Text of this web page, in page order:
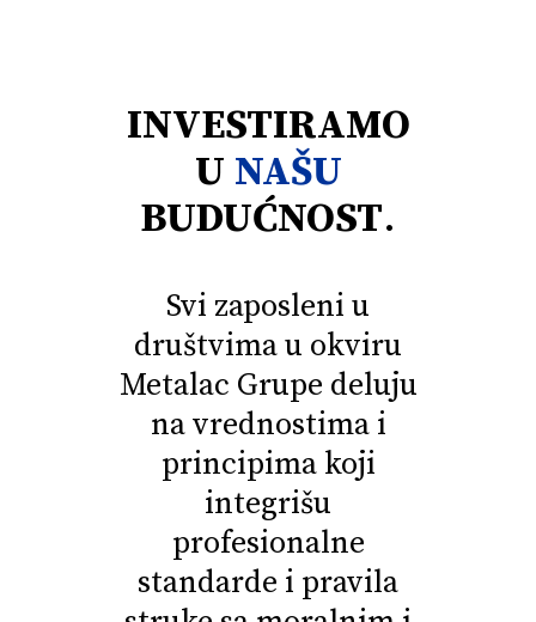
INVESTIRAMO
U NAŠU
BUDUĆNOST.
Svi zaposleni u
društvima u okviru
Metalac Grupe deluju
na vrednostima i
principima koji
integrišu
profesionalne
standarde i pravila